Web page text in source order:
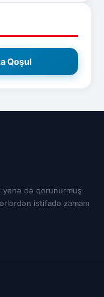
Qoşul
yenə də qorunurmuş
istifadə zamanı